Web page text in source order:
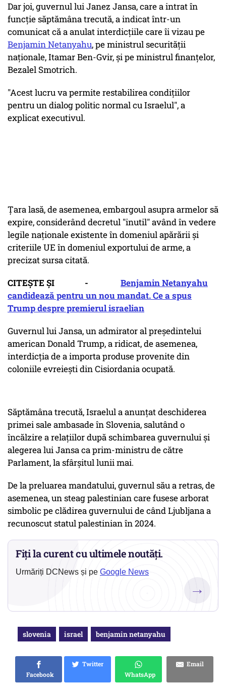
Dar joi, guvernul lui Janez Jansa, care a intrat în
funcţie săptămâna trecută, a indicat într-un
comunicat că a anulat interdicţiile care îi vizau pe
Benjamin Netanyahu, pe ministrul securităţii
naţionale, Itamar Ben-Gvir, şi pe ministrul finanţelor,
Bezalel Smotrich.
"Acest lucru va permite restabilirea condiţiilor
pentru un dialog politic normal cu Israelul", a
explicat executivul.
Ţara lasă, de asemenea, embargoul asupra armelor să
expire, considerând decretul "inutil" având în vedere
legile naţionale existente în domeniul apărării şi
criteriile UE în domeniul exportului de arme, a
precizat sursa citată.
CITEȘTE ȘI - Benjamin Netanyahu
candidează pentru un nou mandat. Ce a spus
Trump despre premierul israelian
Guvernul lui Jansa, un admirator al preşedintelui
american Donald Trump, a ridicat, de asemenea,
interdicţia de a importa produse provenite din
coloniile evreieşti din Cisiordania ocupată.
Săptămâna trecută, Israelul a anunţat deschiderea
primei sale ambasade în Slovenia, salutând o
încălzire a relaţiilor după schimbarea guvernului şi
alegerea lui Jansa ca prim-ministru de către
Parlament, la sfârşitul lunii mai.
De la preluarea mandatului, guvernul său a retras, de
asemenea, un steag palestinian care fusese arborat
simbolic pe clădirea guvernului de când Ljubljana a
recunoscut statul palestinian în 2024.
Fiți la curent cu ultimele noutăți.
Urmăriți DCNews și pe Google News
→
slovenia israel benjamin netanyahu
Facebook
Twitter
WhatsApp
Email